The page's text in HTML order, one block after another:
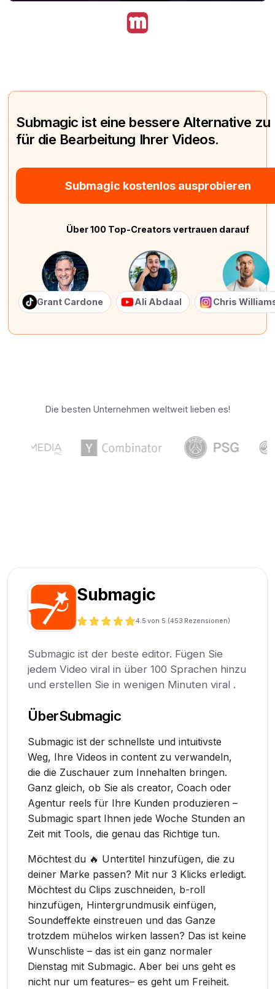
Submagic ist eine bessere Alternative zu
für die Bearbeitung Ihrer Videos.
Submagic kostenlos ausprobieren
Über 100 Top-Creators vertrauen darauf
Grant Cardone Ali Abdaal Chris
Die besten Unternehmen weltweit lieben es!
Submagic
4.5 von 5 (453 Rezensionen)
Submagic ist der beste editor. Fügen Sie
jedem Video viral in über 100 Sprachen hinzu
und erstellen Sie in wenigen Minuten viral .
ÜberSubmagic
Submagic ist der schnellste und intuitivste
Weg, Ihre Videos in content zu verwandeln,
die die Zuschauer zum Innehalten bringen.
Ganz gleich, ob Sie als creator, Coach oder
Agentur reels für Ihre Kunden produzieren –
Submagic spart Ihnen jede Woche Stunden an
Zeit mit Tools, die genau das Richtige tun.
Möchtest du 🔥 Untertitel hinzufügen, die zu
deiner Marke passen? Mit nur 3 Klicks erledigt.
Möchtest du Clips zuschneiden, b-roll
hinzufügen, Hintergrundmusik einfügen,
Soundeffekte einstreuen und das Ganze
trotzdem mühelos wirken lassen? Das ist keine
Wunschliste – das ist ein ganz normaler
Dienstag mit Submagic. Aber bei uns geht es
nicht nur um features– es geht um Freiheit.